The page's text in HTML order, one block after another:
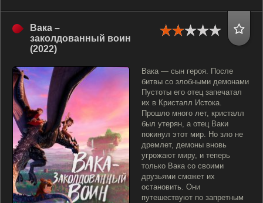
Вака –
заколдованный воин
(2022)
Вака — сын героя. После
битвы со злобными демонами
Пустоты его отец запечатал
их в Кристалл Истока.
Прошло много лет, кристалл
был утерян, а отец Ваки
покинул этот мир. Но зло не
дремлет, демоны вновь
угрожают миру, и теперь
только Вака со своими
друзьями сможет их
остановить. Они
путешествуют по запретным